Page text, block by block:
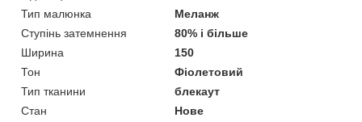
Тип малюнка
Меланж
Ступінь затемнення
80% і більше
Ширина
150
Тон
Фіолетовий
Тип тканини
блекаут
Стан
Нове